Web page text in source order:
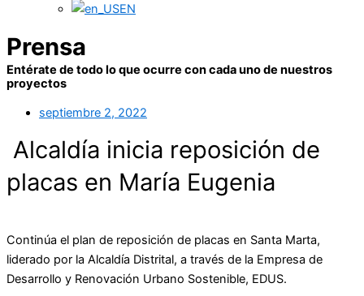
EN
Prensa
Entérate de todo lo que ocurre con cada uno de nuestros
proyectos
septiembre 2, 2022
Alcaldía inicia reposición de
placas en María Eugenia
Continúa el plan de reposición de placas en Santa Marta,
liderado por la Alcaldía Distrital, a través de la Empresa de
Desarrollo y Renovación Urbano Sostenible, EDUS.